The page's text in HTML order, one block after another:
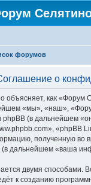
форумов
о
объясняет, как «Форум
«мы», «наш»,
phpBB (в дальнейшем
«phpBB
полученную во
(в дальнейшем «ваша
двумя способами.
к созданию